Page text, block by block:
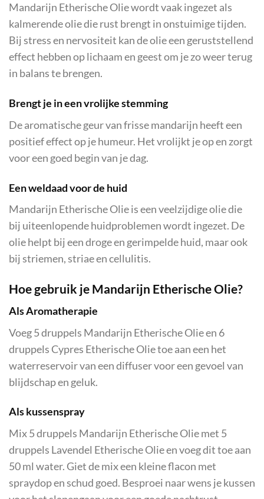
Mandarijn Etherische Olie wordt vaak ingezet als
kalmerende olie die rust brengt in onstuimige tijden.
Bij stress en nervositeit kan de olie een geruststellend
effect hebben op lichaam en geest om je zo weer terug
in balans te brengen.
Brengt je in een vrolijke stemming
De aromatische geur van frisse mandarijn heeft een
positief effect op je humeur. Het vrolijkt je op en zorgt
voor een goed begin van je dag.
Een weldaad voor de huid
Mandarijn Etherische Olie is een veelzijdige olie die
bij uiteenlopende huidproblemen wordt ingezet. De
olie helpt bij een droge en gerimpelde huid, maar ook
bij striemen, striae en cellulitis.
Hoe gebruik je Mandarijn Etherische Olie?
Als Aromatherapie
Voeg 5 druppels Mandarijn Etherische Olie en 6
druppels Cypres Etherische Olie toe aan een het
waterreservoir van een diffuser voor een gevoel van
blijdschap en geluk.
Als kussenspray
Mix 5 druppels Mandarijn Etherische Olie met 5
druppels Lavendel Etherische Olie en voeg dit toe aan
50 ml water. Giet de mix een kleine flacon met
spraydop en schud goed. Besproei naar wens je kussen